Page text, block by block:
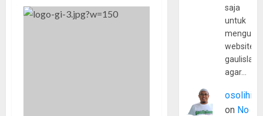
saja
untuk
website
agar…
osolihin
on No